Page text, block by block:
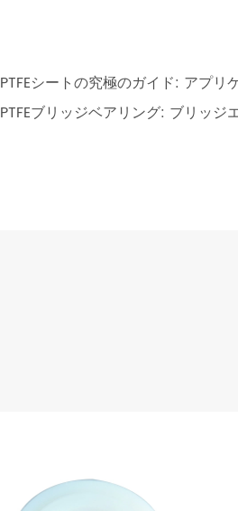
PTFEシートの究極のガイド: アプ
PTFEブリッジベアリング: ブリッジ